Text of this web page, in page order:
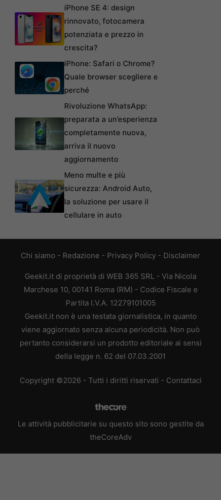
iPhone SE 4: design
rinnovato, fotocamera
potenziata e prezzo in
crescita?
iPhone: Safari o Chrome?
Quale browser scegliere e
perché
Rivoluzione WhatsApp:
preparata a un’esperienza
completamente nuova,
arriva il nuovo
aggiornamento
Meno multe e più
sicurezza: Android Auto,
la soluzione per usare il
cellulare in auto
Chi siamo - Redazione - Privacy Policy - Disclaimer
Geekit.it di proprietà di WEB 365 SRL - Via Nicola
Marchese 10, 00141 Roma (RM) - Codice Fiscale e
Partita I.V.A. 12279101005
Geekit.it non è una testata giornalistica, in quanto
viene aggiornato senza alcuna periodicità. Non può
pertanto considerarsi un prodotto editoriale ai sensi
della legge n. 62 del 07.03.2001
Copyright ©2026 - Tutti i diritti riservati - Contattaci
Le attività pubblicitarie su questo sito sono gestite da
theCoreAdv